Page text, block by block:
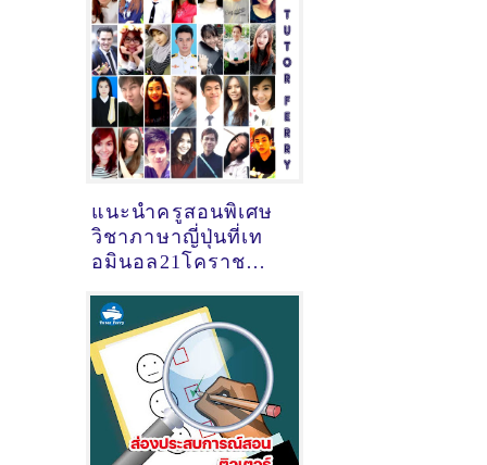
แนะนำครูสอนพิเศษ
วิชาภาษาญี่ปุ่นที่เท
อมินอล21โคราช
02-2021]